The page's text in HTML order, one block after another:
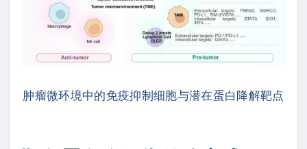
肿瘤微环境中的免疫抑制细胞与潜在蛋白降解靶点